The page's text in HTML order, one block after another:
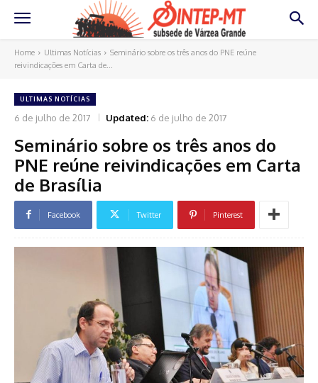
Home Ultimas Notícias
Seminário sobre os três anos do PNE reúne
reivindicações em Carta de...
ULTIMAS NOTÍCIAS
6 de julho de 2017 Updated: 6 de julho de 2017
Seminário sobre os três anos do
PNE reúne reivindicações em Carta
de Brasília
Facebook Twitter Pinterest